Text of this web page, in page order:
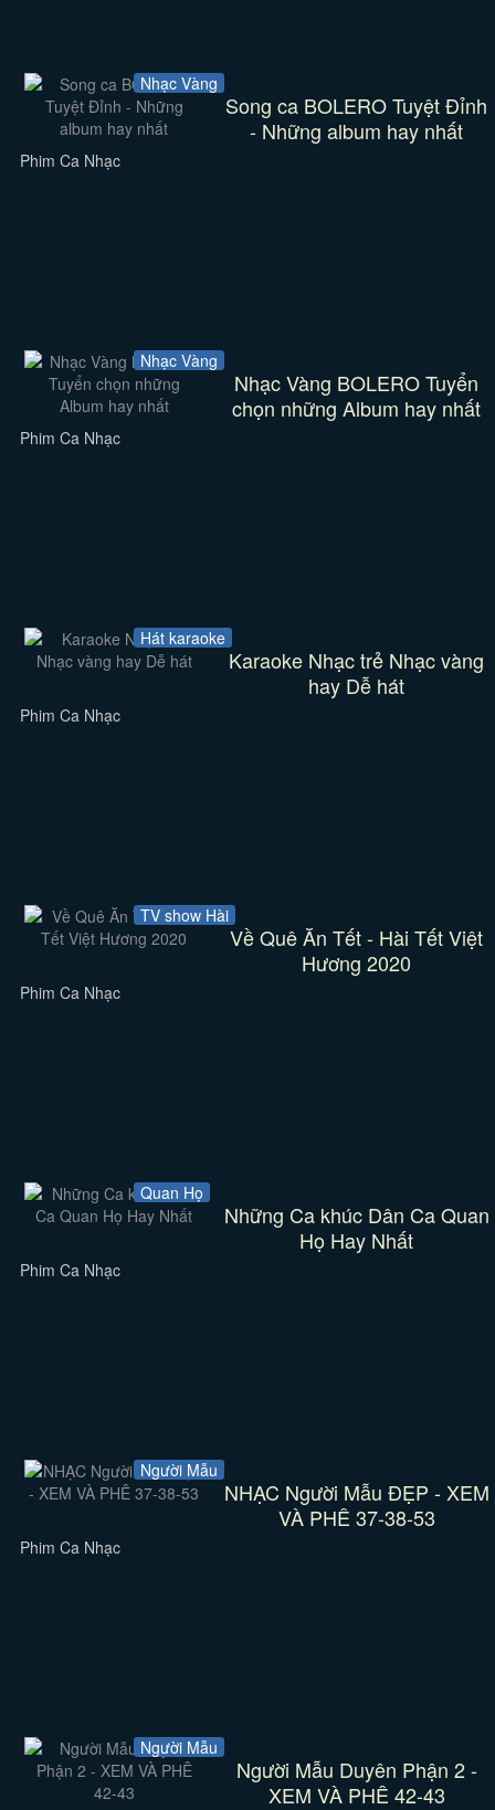
Nhạc Vàng
Song ca BOLERO Tuyệt Đỉnh
- Những album hay nhất
Phim Ca Nhạc
Nhạc Vàng
Nhạc Vàng BOLERO Tuyển
chọn những Album hay nhất
Phim Ca Nhạc
Hát karaoke
Karaoke Nhạc trẻ Nhạc vàng
hay Dễ hát
Phim Ca Nhạc
TV show Hài
Về Quê Ăn Tết - Hài Tết Việt
Hương 2020
Phim Ca Nhạc
Quan Họ
Những Ca khúc Dân Ca Quan
Họ Hay Nhất
Phim Ca Nhạc
Người Mẫu
NHẠC Người Mẫu ĐẸP - XEM
VÀ PHÊ 37-38-53
Phim Ca Nhạc
Người Mẫu
Người Mẫu Duyên Phận 2 -
XEM VÀ PHÊ 42-43